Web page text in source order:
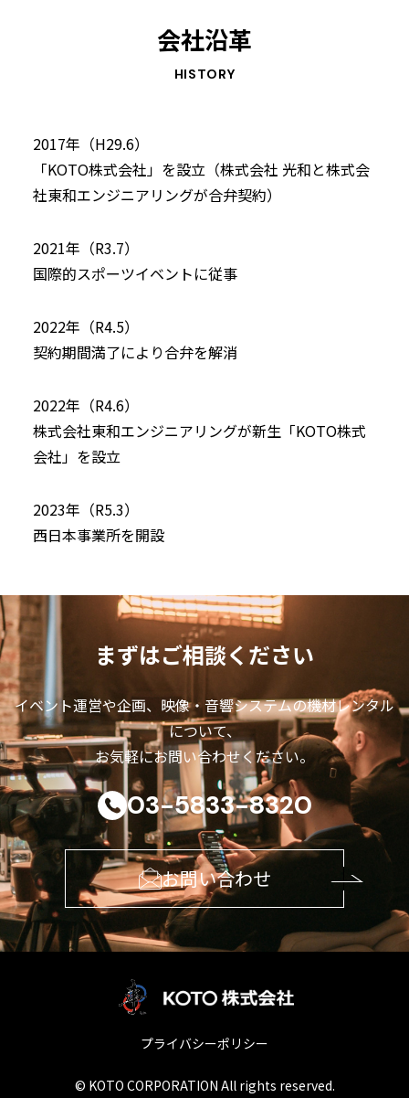
会社沿革
HISTORY
2017年（H29.6）
「KOTO株式会社」を設立（株式会社 光和と株式会
社東和エンジニアリングが合弁契約）
2021年（R3.7）
国際的スポーツイベントに従事
2022年（R4.5）
契約期間満了により合弁を解消
2022年（R4.6）
株式会社東和エンジニアリングが新生「KOTO株式
会社」を設立
2023年（R5.3）
西日本事業所を開設
まずはご相談ください
イベント運営や企画、映像・音響システムの機材レンタル
について、
お気軽にお問い合わせください。
03-5833-8320
お問い合わせ
プライバシーポリシー
© KOTO CORPORATION All rights reserved.